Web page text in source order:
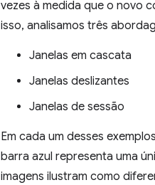
vezes à medida que o novo
isso, analisamos três
Janelas em cascata
Janelas deslizantes
Janelas de sessão
Em cada um desses
barra azul representa uma
imagens ilustram como